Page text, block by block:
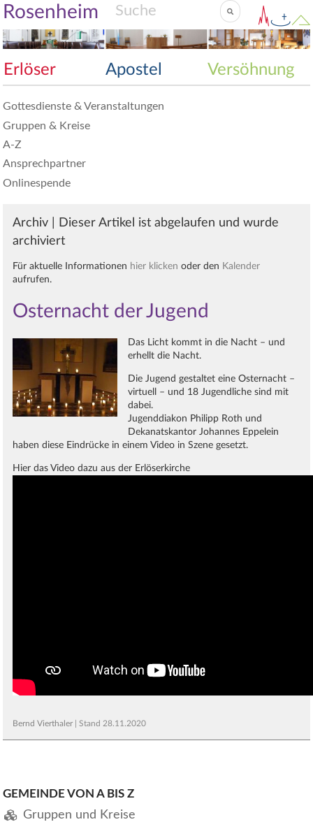
Rosenheim
Erlöser Apostel Versöhnung
Gottesdienste & Veranstaltungen
Gruppen & Kreise
A-Z
Ansprechpartner
Onlinespende
Archiv | Dieser Artikel ist abgelaufen und wurde
archiviert
Für aktuelle Informationen hier klicken oder den Kalender
aufrufen.
Osternacht der Jugend
Das Licht kommt in die Nacht – und
erhellt die Nacht.
Die Jugend gestaltet eine Osternacht –
virtuell – und 18 Jugendliche sind mit
dabei.
Jugenddiakon Philipp Roth und
Dekanatskantor Johannes Eppelein
haben diese Eindrücke in einem Video in Szene gesetzt.
Hier das Video dazu aus der Erlöserkirche
Bernd Vierthaler | Stand 28.11.2020
GEMEINDE VON A BIS Z
Gruppen und Kreise